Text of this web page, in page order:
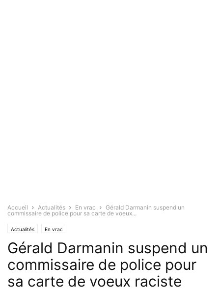
Accueil Actualités En vrac
Gérald Darmanin suspend un
commissaire de police pour sa carte de voeux...
Actualités En vrac
Gérald Darmanin suspend un
commissaire de police pour
sa carte de voeux raciste